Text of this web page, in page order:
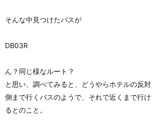
そんな中見つけたバスが
DB03R
ん？同じ様なルート？
と思い、調べてみると、どうやらホテルの反対
側まで行くバスのようで、それで近くまで行け
るとのこと。